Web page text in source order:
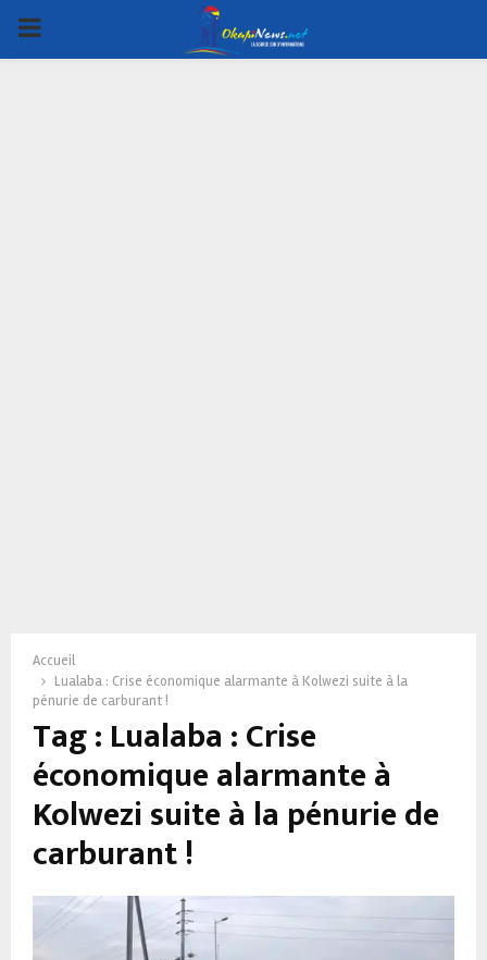
PRIMARY
Accueil
Lualaba : Crise économique alarmante à Kolwezi suite à la
pénurie de carburant !
Tag : Lualaba : Crise
économique alarmante à
Kolwezi suite à la pénurie de
carburant !